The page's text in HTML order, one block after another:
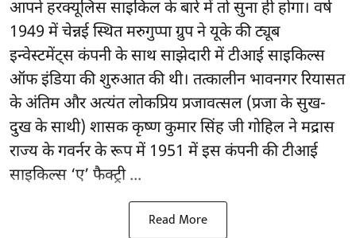
आपने हरक्यूलिस साइकिल के बारे में तो सुना ही होगा। वर्ष
1949 में चेन्नई स्थित मरुगुप्पा ग्रुप ने यूके की ट्यूब
इन्वेस्टमेंट्स कंपनी के साथ साझेदारी में टीआई साइकिल्स
ऑफ इंडिया की शुरुआत की थी। तत्कालीन भावनगर रियासत
के अंतिम और अत्यंत लोकप्रिय प्रजावत्सल (प्रजा के सुख-
दुख के साथी) शासक कृष्ण कुमार सिंह जी गोहिल ने मद्रास
राज्य के गवर्नर के रूप में 1951 में इस कंपनी की टीआई
साइकिल्स ‘ए’ फैक्ट्री ...
Read More